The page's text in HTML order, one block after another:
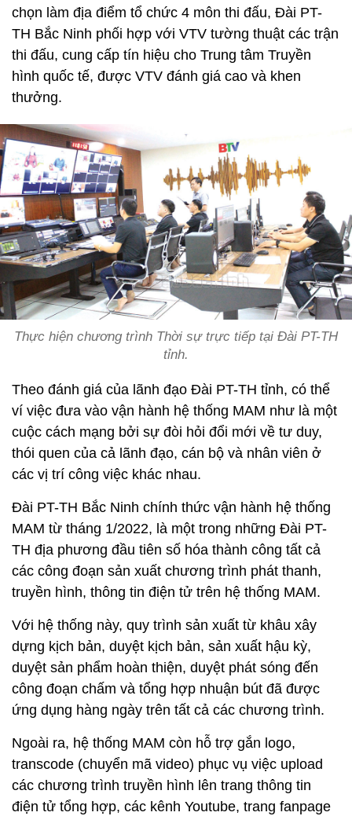
chọn làm địa điểm tổ chức 4 môn thi đấu, Đài PT-
TH Bắc Ninh phối hợp với VTV tường thuật các trận
thi đấu, cung cấp tín hiệu cho Trung tâm Truyền
hình quốc tế, được VTV đánh giá cao và khen
thưởng.
Thực hiện chương trình Thời sự trực tiếp tại Đài PT-TH
tỉnh.
Theo đánh giá của lãnh đạo Đài PT-TH tỉnh, có thể
ví việc đưa vào vận hành hệ thống MAM như là một
cuộc cách mạng bởi sự đòi hỏi đổi mới về tư duy,
thói quen của cả lãnh đạo, cán bộ và nhân viên ở
các vị trí công việc khác nhau.
Đài PT-TH Bắc Ninh chính thức vận hành hệ thống
MAM từ tháng 1/2022, là một trong những Đài PT-
TH địa phương đầu tiên số hóa thành công tất cả
các công đoạn sản xuất chương trình phát thanh,
truyền hình, thông tin điện tử trên hệ thống MAM.
Với hệ thống này, quy trình sản xuất từ khâu xây
dựng kịch bản, duyệt kịch bản, sản xuất hậu kỳ,
duyệt sản phẩm hoàn thiện, duyệt phát sóng đến
công đoạn chấm và tổng hợp nhuận bút đã được
ứng dụng hàng ngày trên tất cả các chương trình.
Ngoài ra, hệ thống MAM còn hỗ trợ gắn logo,
transcode (chuyển mã video) phục vụ việc upload
các chương trình truyền hình lên trang thông tin
điện tử tổng hợp, các kênh Youtube, trang fanpage